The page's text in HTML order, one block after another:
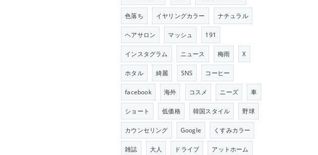
色落ち イヤリングカラー ナチュラル
ヘアサロン マッシュ 191
インスタグラム ニュース 梅雨 X
ホタル 綺麗 SNS コーヒー
facebook 海外 コスメ ニーズ 車
ショート 低価格 韓国スタイル 野球
カウンセリング Google くすみカラー
雑誌 大人 ドライブ アットホーム